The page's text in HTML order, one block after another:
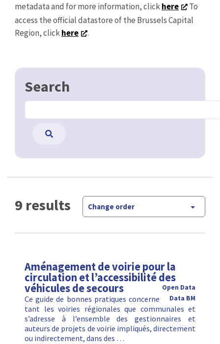
metadata and for more information, clickhere
To
access the official datastore of the Brussels Capital
Region, clickhere .
Search
9 results Change order
Aménagement de voirie pour la
circulation et l’accessibilité des
véhicules de secours
Open Data
Data BM
Ce guide de bonnes pratiques concerne
tant les voiries régionales que communales et
s’adresse à l’ensemble des gestionnaires et
auteurs de projets de voirie impliqués, directement
ou indirectement, dans des …